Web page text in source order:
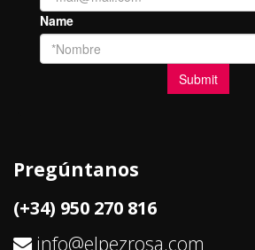
Pregúntanos
(+34) 950 270 816
info@elpezrosa.com